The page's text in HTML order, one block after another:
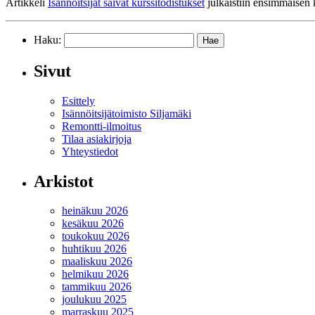
Haku:
Sivut
Esittely
Isännöitsijätoimisto Siljamäki
Remontti-ilmoitus
Tilaa asiakirjoja
Yhteystiedot
Arkistot
heinäkuu 2026
kesäkuu 2026
toukokuu 2026
huhtikuu 2026
maaliskuu 2026
helmikuu 2026
tammikuu 2026
joulukuu 2025
marraskuu 2025